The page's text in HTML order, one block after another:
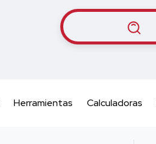
Herramientas Calculadoras